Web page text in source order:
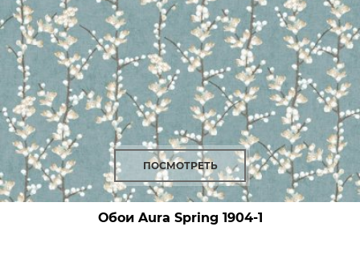
ПОСМОТРЕТЬ
Обои Aura Spring 1904-1